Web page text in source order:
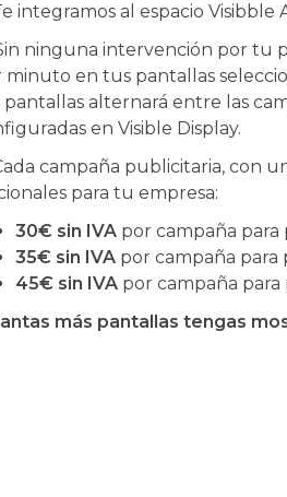
integramos al espacio Visibble
ninguna intervención por tu
minuto en tus pantallas
alternará entre las
en Visible Display.
campaña publicitaria, con
para tu empresa:
30€ sin IVApor campaña para
35€ sin IVApor campaña para
45€ sin IVApor campaña para
más pantallas tengas